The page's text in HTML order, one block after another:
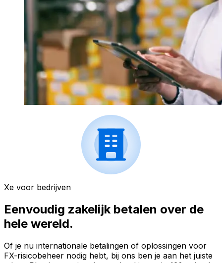
Xe voor bedrijven
Eenvoudig zakelijk betalen over de
hele wereld.
Of je nu internationale betalingen of oplossingen voor
FX-risicobeheer nodig hebt, bij ons ben je aan het juiste